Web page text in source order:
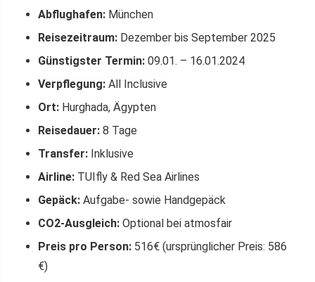
Abflughafen: München
Reisezeitraum: Dezember bis September 2025
Günstigster Termin: 09.01. – 16.01.2024
Verpflegung: All Inclusive
Ort: Hurghada, Ägypten
Reisedauer: 8 Tage
Transfer: Inklusive
Airline: TUIfly & Red Sea Airlines
Gepäck: Aufgabe- sowie Handgepäck
CO2-Ausgleich: Optional bei atmosfair
Preis pro Person: 516€ (ursprünglicher Preis: 586
€)